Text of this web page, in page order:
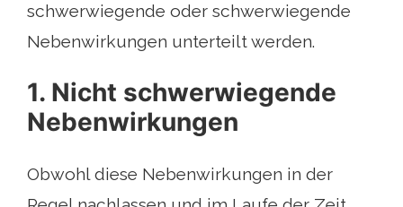
schwerwiegende oder schwerwiegende
Nebenwirkungen unterteilt werden.
1. Nicht schwerwiegende
Nebenwirkungen
Obwohl diese Nebenwirkungen in der